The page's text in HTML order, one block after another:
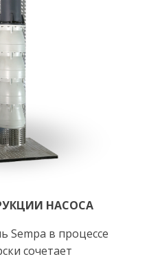
НАСОСА
Sempa в процессе
сочетает